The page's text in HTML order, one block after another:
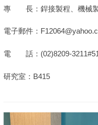
專 長：銲接製程、機械製
電子郵件：
電 話：(02)8209-
研究室：B415